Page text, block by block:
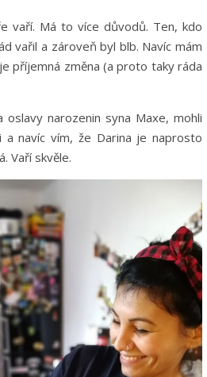
vaří. Má to více důvodů. Ten, kdo
vařil a zároveň byl blb. Navíc mám
příjemná změna (a proto taky ráda
narozenin syna Maxe, mohli
navíc vím, že Darina je naprosto
Vaří skvěle.